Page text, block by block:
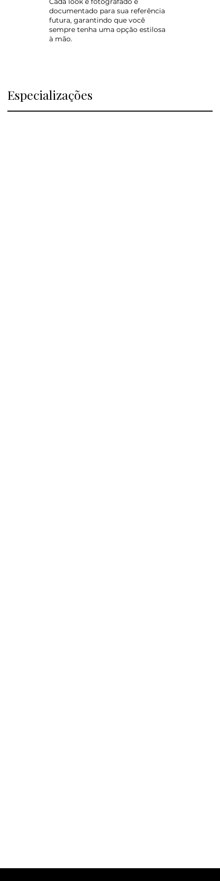
documentado para sua referência
futura, garantindo que você
sempre tenha uma opção estilosa
à mão.
Especializações